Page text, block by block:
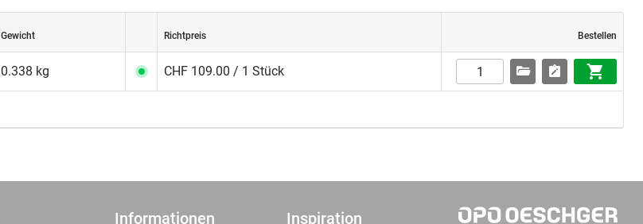
Gewicht Richtpreis Bestellen
0.338 kg CHF 109.00 / 1 Stück
Informationen Inspiration